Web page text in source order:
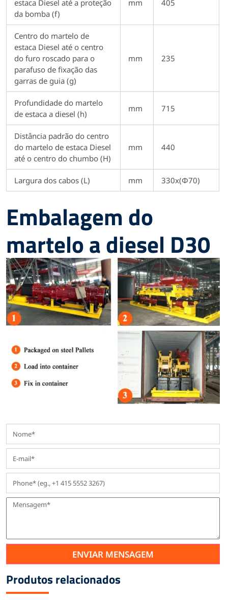
estaca Diesel até a proteção
da bomba (f)
mm 405
Centro do martelo de
estaca Diesel até o centro
do furo roscado para o
parafuso de fixação das
garras de guia (g)
mm 235
Profundidade do martelo
de estaca a diesel (h)
mm 715
Distância padrão do centro
do martelo de estaca Diesel
até o centro do chumbo (H)
mm 440
Largura dos cabos (L) mm 330x(Φ70)
Embalagem do
martelo a diesel D30
ENVIAR MENSAGEM
Produtos relacionados